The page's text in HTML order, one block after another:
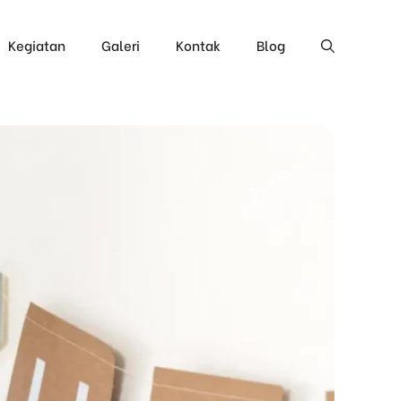
Kegiatan Galeri Kontak Blog